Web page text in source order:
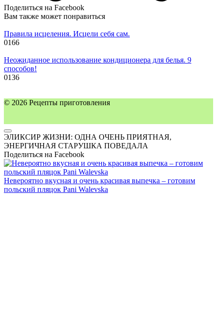
Поделиться на Facebook
Вам также может понравиться
Правила исцеления. Исцели себя сам.
0166
Неожиданное использование кондиционера для белья. 9
способов!
0136
© 2026 Рецепты приготовления
ЭЛИКСИР ЖИЗНИ: ОДНА ОЧЕНЬ ПРИЯТНАЯ,
ЭНЕРГИЧНАЯ СТАРУШКА ПОВЕДАЛА
Поделиться на Facebook
Невероятно вкусная и очень красивая выпечка – готовим
польский пляцок Pani Walevska